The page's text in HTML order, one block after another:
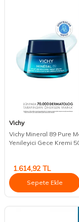
Vichy
Vichy Mineral 89 Pure
Yenileyici Gece Kremi
1.614,92 TL
Sepete Ekle